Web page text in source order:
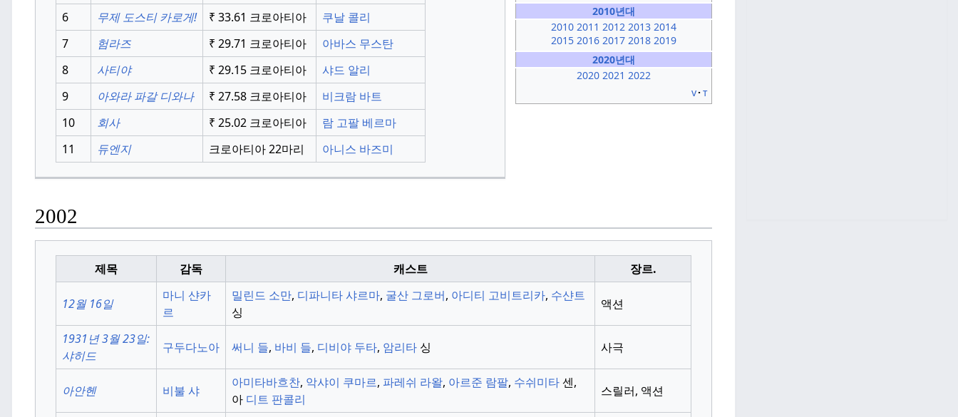
2010년대
2010 2011 2012 2013 2014
2015 2016 2017 2018 2019
2020년대
2020 2021 2022
v t
6
무제 도스티 카로게! ₹ 33.61 크로아티아
쿠날 콜리
7
험라즈 ₹ 29.71 크로아티아
아바스 무스탄
8
사티야 ₹ 29.15 크로아티아
샤드 알리
9
아와라 파갈 디와나 ₹ 27.58 크로아티아
비크람 바트
10
회사 ₹ 25.02 크로아티아
람 고팔 베르마
11
듀엔지 크로아티아22마리 아니스 바즈미
2002
제목 감독 캐스트 장르.
12월 16일
마니 샨카
르
밀린드 소만, 디파니타 샤르마, 굴산 그로버, 아디티 고비트리카, 수샨트
싱
액션
1931년 3월 23일:
샤히드
구두다노아 써니 들, 바비 들, 디비야 두타, 암리타 싱 사극
아안헨 비불 샤
아미타바흐찬, 악샤이 쿠마르, 파레쉬 라왈, 아르준 람팔, 수쉬미타센,
아 디트 판콜리
스릴러, 액션